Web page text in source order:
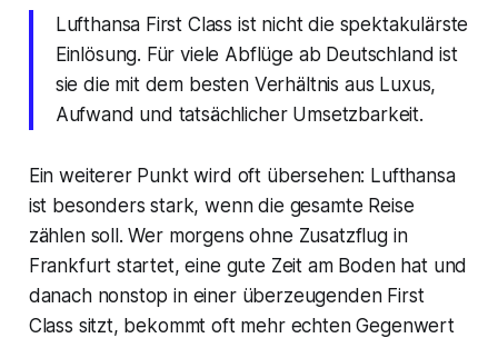
Lufthansa First Class ist nicht die spektakulärste
Einlösung. Für viele Abflüge ab Deutschland ist
sie die mit dem besten Verhältnis aus Luxus,
Aufwand und tatsächlicher Umsetzbarkeit.
Ein weiterer Punkt wird oft übersehen: Lufthansa
ist besonders stark, wenn die gesamte Reise
zählen soll. Wer morgens ohne Zusatzflug in
Frankfurt startet, eine gute Zeit am Boden hat und
danach nonstop in einer überzeugenden First
Class sitzt, bekommt oft mehr echten Gegenwert